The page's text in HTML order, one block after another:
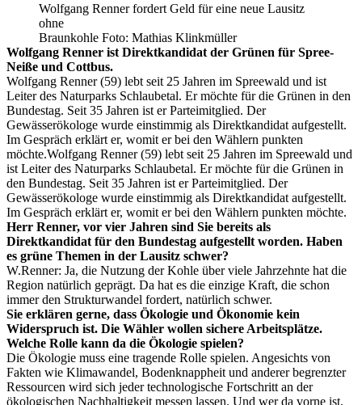
Wolfgang Renner fordert Geld für eine neue Lausitz
ohne
Braunkohle Foto: Mathias Klinkmüller
Wolfgang Renner ist Direktkandidat der Grünen für Spree-
Neiße und Cottbus.
Wolfgang Renner (59) lebt seit 25 Jahren im Spreewald und ist
Leiter des Naturparks Schlaubetal. Er möchte für die Grünen in den
Bundestag. Seit 35 Jahren ist er Parteimitglied. Der
Gewässerökologe wurde einstimmig als Direktkandidat aufgestellt.
Im Gespräch erklärt er, womit er bei den Wählern punkten
möchte.Wolfgang Renner (59) lebt seit 25 Jahren im Spreewald und
ist Leiter des Naturparks Schlaubetal. Er möchte für die Grünen in
den Bundestag. Seit 35 Jahren ist er Parteimitglied. Der
Gewässerökologe wurde einstimmig als Direktkandidat aufgestellt.
Im Gespräch erklärt er, womit er bei den Wählern punkten möchte.
Herr Renner, vor vier Jahren sind Sie bereits als
Direktkandidat für den Bundestag aufgestellt worden. Haben
es grüne Themen in der Lausitz schwer?
W.Renner: Ja, die Nutzung der Kohle über viele Jahrzehnte hat die
Region natürlich geprägt. Da hat es die einzige Kraft, die schon
immer den Strukturwandel fordert, natürlich schwer.
Sie erklären gerne, dass Ökologie und Ökonomie kein
Widerspruch ist. Die Wähler wollen sichere Arbeitsplätze.
Welche Rolle kann da die Ökologie spielen?
Die Ökologie muss eine tragende Rolle spielen. Angesichts von
Fakten wie Klimawandel, Bodenknappheit und anderer begrenzter
Ressourcen wird sich jeder technologische Fortschritt an der
ökologischen Nachhaltigkeit messen lassen. Und wer da vorne ist,